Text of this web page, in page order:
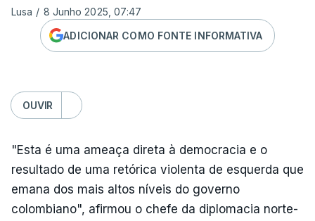
Lusa / 8 Junho 2025, 07:47
ADICIONAR COMO FONTE INFORMATIVA
OUVIR
"Esta é uma ameaça direta à democracia e o
resultado de uma retórica violenta de esquerda que
emana dos mais altos níveis do governo
colombiano", afirmou o chefe da diplomacia norte-